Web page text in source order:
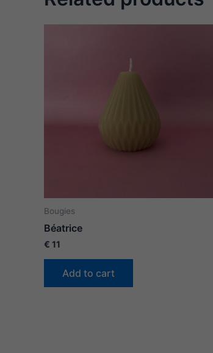
Bougies
Béatrice
€ 11
Add to cart